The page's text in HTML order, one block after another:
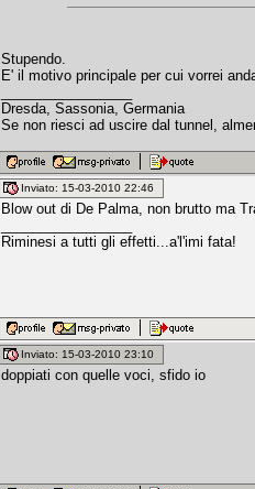
Stupendo.
E' il motivo principale per cui vorrei
Dresda, Sassonia, Germania
Se non riesci ad uscire dal tunnel,
Inviato: 15-03-2010 22:46
Blow out di De Palma, non brutto ma
Riminesi a tutti gli effetti...a'l'imi fata!
Inviato: 15-03-2010 23:10
doppiati con quelle voci, sfido io